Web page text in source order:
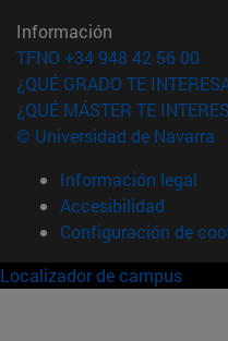
Información
TFNO +34 948 42 56 00
¿QUÉ GRADO TE
¿QUÉ MÁSTER TE
© Universidad de Navarra
Información legal
Accesibilidad
Configuración de
Localizador de campus